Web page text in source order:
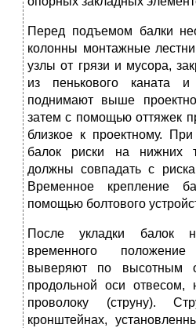
Перед подъемом балки
колонны монтажные
узлы от грязи и мусора,
из пенькового каната
поднимают выше
затем с помощью оттяжек
близкое к проектному.
балок риски на нижних
должны совпадать с
Временное крепление
помощью болтового
После укладки балок
временного
выверяют по высотным
продольной оси
проволоку (струну).
кронштейнах,